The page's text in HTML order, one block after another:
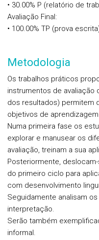
• 30.00% P (relatório de
Avaliação Final:
• 100.00% TP (prova
Metodologia
Os trabalhos práticos
instrumentos de avaliação
dos resultados) permitem
objetivos de aprendizagem
Numa primeira fase os
explorar e manusear os
avaliação, treinam a sua
Posteriormente,
do primeiro ciclo para
com desenvolvimento
Seguidamente analisam
interpretação.
Serão também
informal.